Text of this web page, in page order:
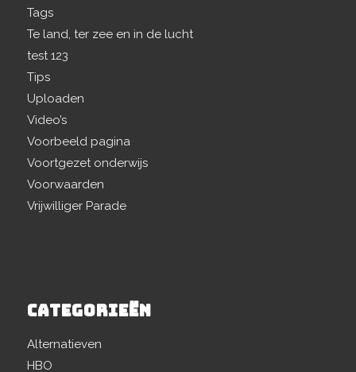
Tags
Te land, ter zee en in de lucht
test 123
Tips
Uploaden
Video’s
Voorbeeld pagina
Voortgezet onderwijs
Voorwaarden
Vrijwilliger Parade
CATEGORIEËN
Alternatieven
HBO